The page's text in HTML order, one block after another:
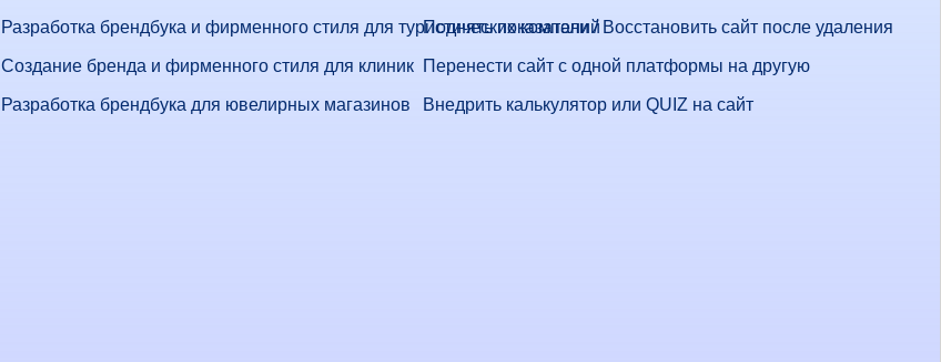
Разработка брендбука и фирменного стиля для туристических компаний
Создание бренда и фирменного стиля для клиник
Разработка брендбука для ювелирных магазинов
Поднять показатели / Восстановить сайт после удаления
Перенести сайт с одной платформы на другую
Внедрить калькулятор или QUIZ на сайт